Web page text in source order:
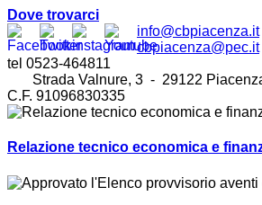
Dove trovarci
info@cbpiacenza.it
cbpiacenza@pec.it
tel 0523-464811
Strada Valnure, 3 - 29122
C.F. 91096830335
Relazione tecnico economica e